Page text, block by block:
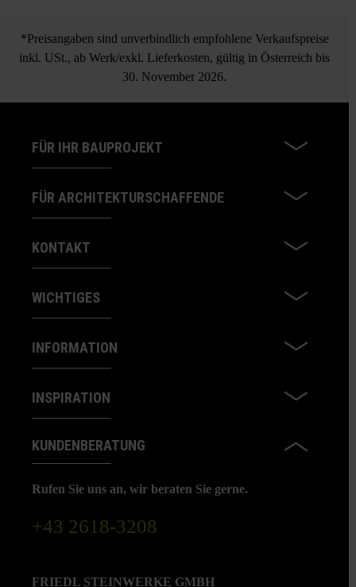
Schattierungsrichtung zu achten.
Kombipflaster
*Preisangaben sind unverbindlich empfohlene Verkaufspreise
inkl. USt., ab Werk/exkl. Lieferkosten, gültig in Österreich bis
30. November 2026.
FÜR IHR BAUPROJEKT
FÜR ARCHITEKTURSCHAFFENDE
KONTAKT
WICHTIGES
INFORMATION
INSPIRATION
KUNDENBERATUNG
Rufen Sie uns an, wir beraten Sie gerne.
+43 2618-3208
FRIEDL STEINWERKE GMBH